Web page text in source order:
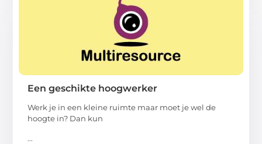
Een geschikte hoogwerker
Werk je in een kleine ruimte maar moet je wel de
hoogte in? Dan kun
...